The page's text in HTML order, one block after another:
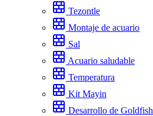
Tezontle
Montaje de acuario
Sal
Acuario saludable
Temperatura
Kit Mayin
Desarrollo de Goldfish